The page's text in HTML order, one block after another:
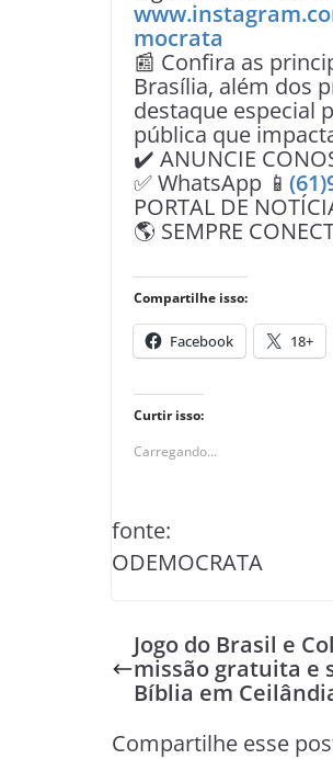
mocrata
📰 Confira as
Brasília, além dos
destaque especial
pública que
✔️ ANUNCIE
✅ WhatsApp 📱
PORTAL DE
🌎 SEMPRE
Compartilhe isso:
Facebook 18+
Curtir isso:
Carregando...
fonte:
ODEMOCRATA
Jogo do Brasil e
missão gratuita e
Bíblia em
Compartilhe esse